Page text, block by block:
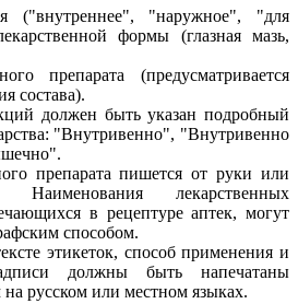
("внутреннее", "наружное", "для
формы (глазная мазь,
препарата (предусматривается
состава).
должен быть указан подробный
"Внутривенно", "Внутривенно
препарата пишется от руки или
Наименования лекарственных
в рецептуре аптек, могут
способом.
этикеток, способ применения и
должны быть напечатаны
русском или местном языках.